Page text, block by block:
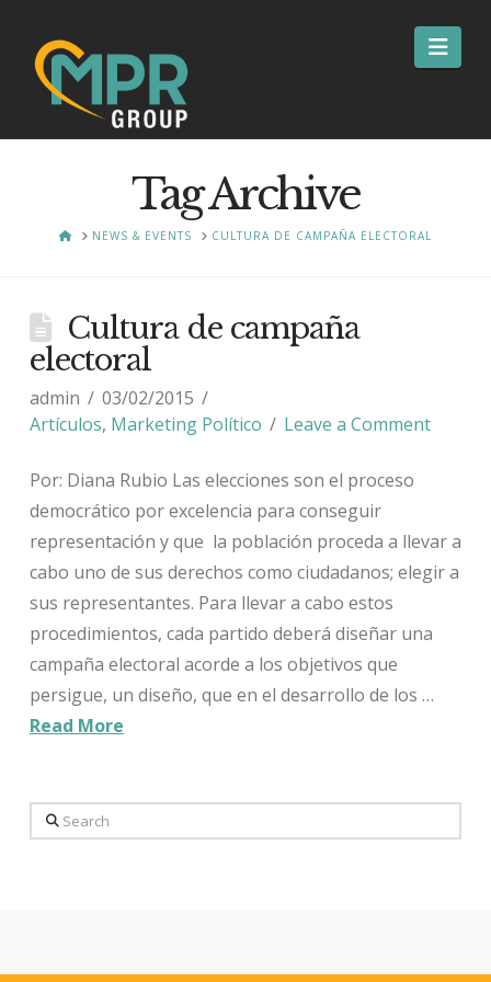
Tag Archive
HOMENEWS & EVENTS CULTURA DE CAMPAÑA ELECTORAL
Cultura de campaña
electoral
admin
03/02/2015
Artículos, Marketing Político Leave a Comment
Por: Diana Rubio Las elecciones son el proceso
democrático por excelencia para conseguir
representación y que la población proceda a llevar a
cabo uno de sus derechos como ciudadanos; elegir a
sus representantes. Para llevar a cabo estos
procedimientos, cada partido deberá diseñar una
campaña electoral acorde a los objetivos que
persigue, un diseño, que en el desarrollo de los …
Read More
Search